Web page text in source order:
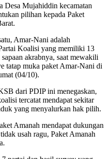
Desa Mujahiddin kecamatan
pilihan kepada Paket
Amar-Nani adalah
Koalisi yang memiliki 13
akrabnya, saat mewakili
tatap muka paket Amar-Nani di
(04/10).
dari PDIP ini menegaskan,
tercatat mendapat sekitar
yang menyalurkan hak pilih.
Amanah mendapat dukungan
usah ragu, Paket Amanah